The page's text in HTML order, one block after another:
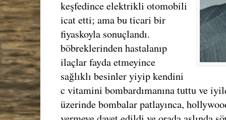
keşfedince elektrikli otomobili
icat etti; ama bu ticari bir
fiyaskoyla sonuçlandı.
böbreklerinden hastalanıp
ilaçlar fayda etmeyince
sağlıklı besinler yiyip kendini
c vitamini bombardımanına tuttu ve
üzerinde bombalar patlayınca,